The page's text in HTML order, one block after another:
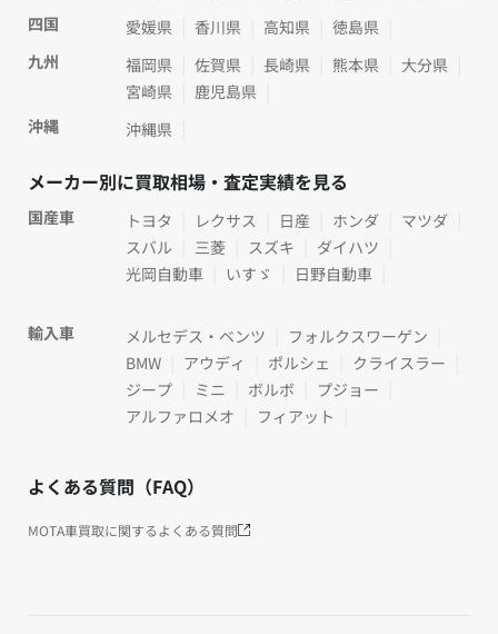
四国
愛媛県 香川県 高知県
徳島県
九州
福岡県 佐賀県 長崎県 熊本県
大分県
宮崎県
鹿児島県
沖縄
沖縄県
メーカー別に買取相場・査定実績を見る
国産車 トヨタ レクサス 日産 ホンダ
マツダ
スバル
三菱 スズキ
ダイハツ
光岡自動車
いすゞ 日野自動車
輸入車 メルセデス・ベンツ
フォルクスワーゲン
BMW
アウディ ポルシェ
クライスラー
ジープ
ミニ ボルボ
プジョー
アルファロメオ
フィアット
よくある質問（FAQ）
MOTA車買取に関するよくある質問